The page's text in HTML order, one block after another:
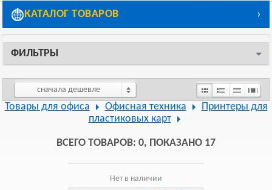
КАТАЛОГ ТОВАРОВ ›
ФИЛЬТРЫ
сначала дешевле
Товары для офиса Офисная техника
Принтеры для
пластиковых карт
ВСЕГО ТОВАРОВ: 0, ПОКАЗАНО 17
Нет в наличии